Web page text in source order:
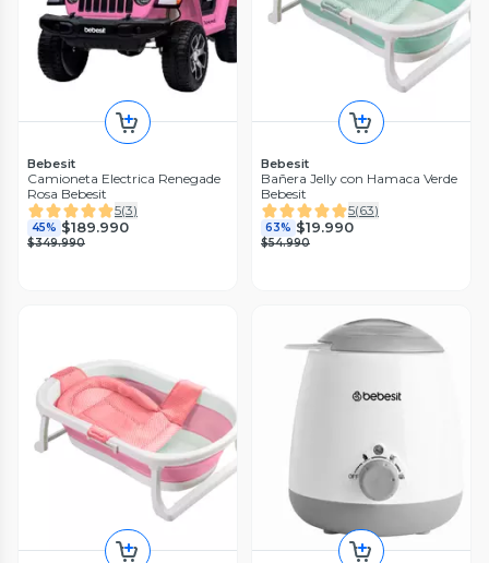
Bebesit
Camioneta Electrica Renegade
Rosa Bebesit
5(3)
45% $189.990
$349.990
Bebesit
Bañera Jelly con Hamaca Verde
Bebesit
5(63)
63% $19.990
$54.990